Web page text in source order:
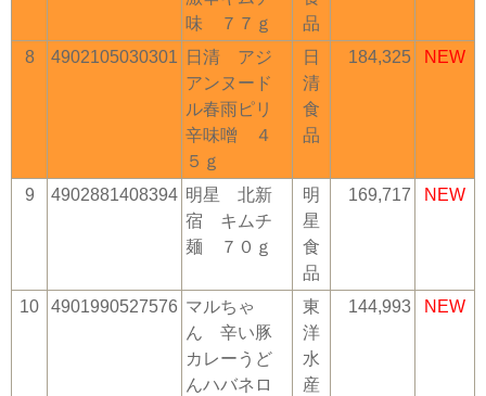
味 ７７ｇ
品
8
4902105030301
日清 アジ
アンヌード
ル春雨ピリ
辛味噌 ４
５ｇ
日
清
食
品
184,325 NEW
9 4902881408394 明星 北新
宿 キムチ
麺 ７０ｇ
明
星
食
品
169,717 NEW
10 4901990527576 マルちゃ
ん 辛い豚
カレーうど
んハバネロ
東
洋
水
産
144,993 NEW